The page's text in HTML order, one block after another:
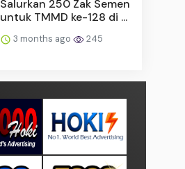
Salurkan 250 Zak Semen
untuk TMMD ke-128 di ...
3 months ago 245